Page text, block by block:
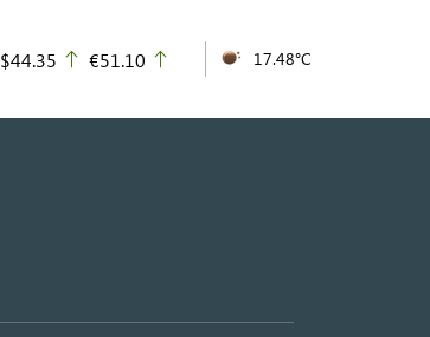
$44.35 up
€51.10 17.48°C